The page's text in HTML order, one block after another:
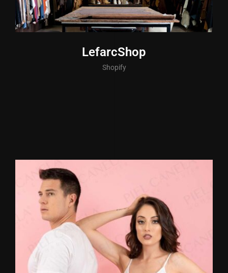
LefarcShop
Shopify